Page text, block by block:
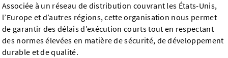
Associée à un réseau de distribution couvrant les États-Unis,
l’Europe et d’autres régions, cette organisation nous permet
de garantir des délais d’exécution courts tout en respectant
des normes élevées en matière de sécurité, de développement
durable et de qualité.